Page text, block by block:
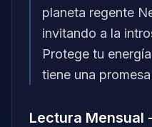
planeta regente
invitando a la
Protege tu
tiene una
Lectura Mensual